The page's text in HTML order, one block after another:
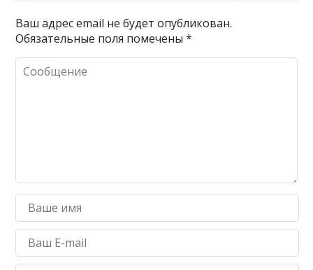
Ваш адрес email не будет опубликован.
Обязательные поля помечены*